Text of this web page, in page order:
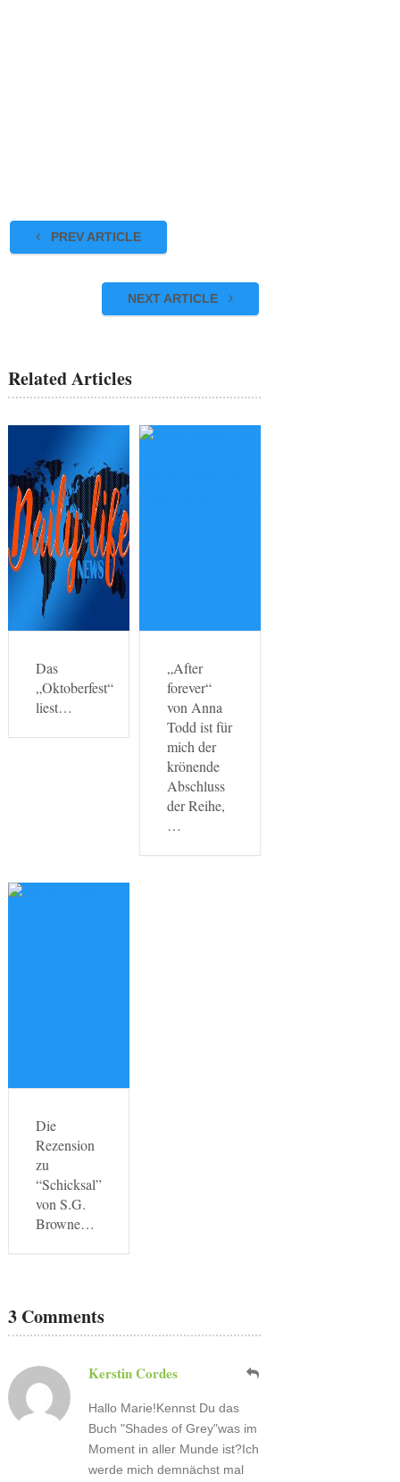
PREV ARTICLE
NEXT ARTICLE
Related Articles
Das
„Oktoberfest“
liest…
„After
forever“
von Anna
Todd ist für
mich der
krönende
Abschluss
der Reihe,
…
Die
Rezension
zu
“Schicksal”
von S.G.
Browne…
3 Comments
Kerstin Cordes
Hallo Marie!Kennst Du das
Buch "Shades of Grey"was im
Moment in aller Munde ist?Ich
werde mich demnächst mal